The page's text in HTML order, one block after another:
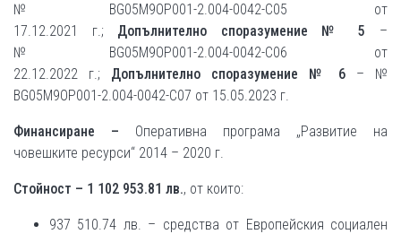
№BG05M9OP001-2.004-0042-C05 от
17.12.2021 г.; Допълнително споразумение № 5 –
№BG05M9OP001-2.004-0042-C06 от
22.12.2022 г.; Допълнително споразумение № 6 – №
BG05M9OP001-2.004-0042-C07 от 15.05.2023 г.
Финансиране – Оперативна програма „Развитие на
човешките ресурси“ 2014 – 2020 г.
Стойност – 1 102 953.81 лв., от които:
937 510.74 лв. – средства от Европейския социален